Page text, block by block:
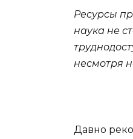
Ресурсы
наука не
несмотря
Давно